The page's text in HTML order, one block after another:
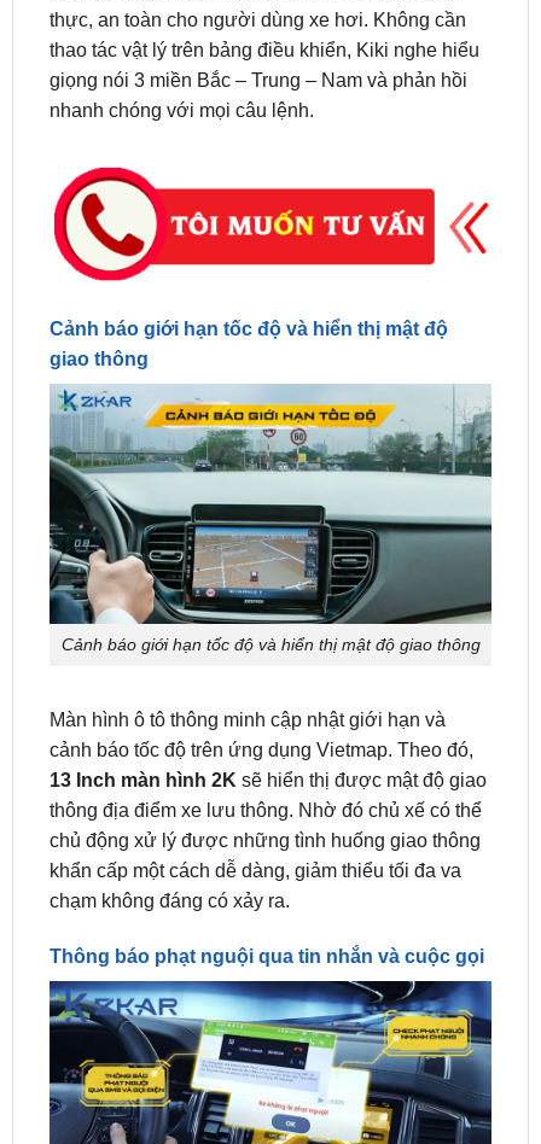
giọng nói 3 miền Bắc – Trung – Nam và phản hồi
nhanh chóng với mọi câu lệnh.
Cảnh báo giới hạn tốc độ và hiển thị mật độ
Cảnh báo giới hạn tốc độ và hiển thị mật độ giao thông
Màn hình ô tô thông minh cập nhật giới hạn và
13 Inch màn hình 2Ksẽ hiển thị được mật độ giao
thông địa điểm xe lưu thông. Nhờ đó chủ xế có thể
chủ động xử lý được những tình huống giao thông
khẩn cấp một cách dễ dàng, giảm thiểu tối đa va
chạm không đáng có xảy ra.
Thông báo phạt nguội qua tin nhắn và cuộc gọi